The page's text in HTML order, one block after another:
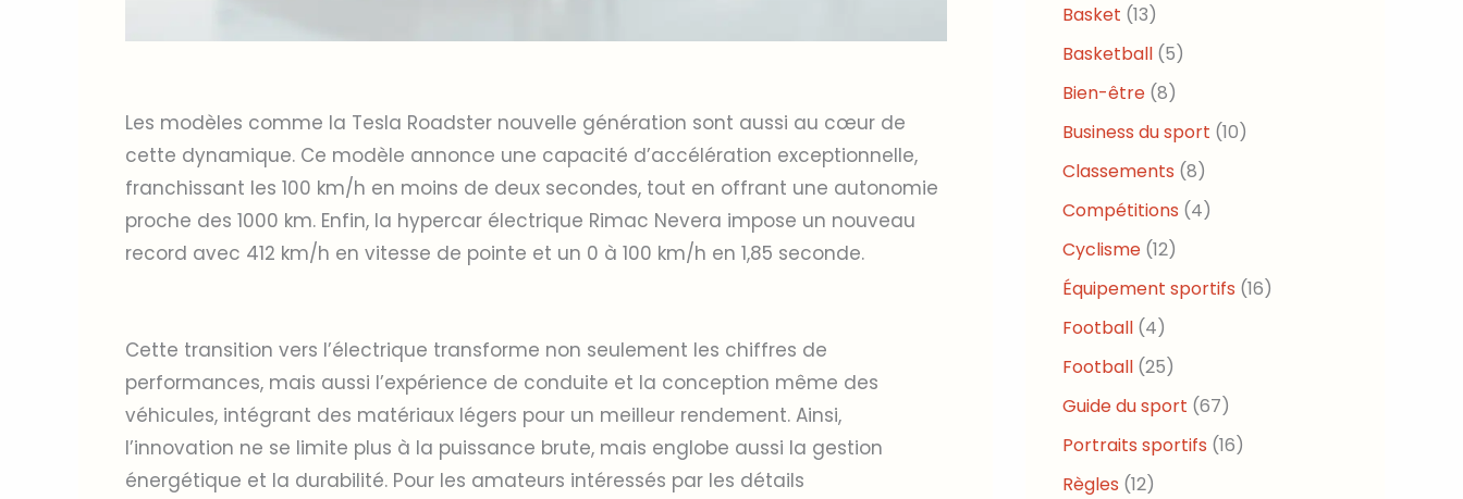
Les modèles comme la Tesla Roadster nouvelle génération sont aussi au cœur de
cette dynamique. Ce modèle annonce une capacité d’accélération exceptionnelle,
franchissant les 100 km/h en moins de deux secondes, tout en offrant une autonomie
proche des 1000 km. Enfin, la hypercar électrique Rimac Nevera impose un nouveau
record avec 412 km/h en vitesse de pointe et un 0 à 100 km/h en 1,85 seconde.
Cette transition vers l’électrique transforme non seulement les chiffres de
performances, mais aussi l’expérience de conduite et la conception même des
véhicules, intégrant des matériaux légers pour un meilleur rendement. Ainsi,
l’innovation ne se limite plus à la puissance brute, mais englobe aussi la gestion
énergétique et la durabilité. Pour les amateurs intéressés par les détails
Basket (13)
Basketball (5)
Bien-être (8)
Business du sport (10)
Classements (8)
Compétitions (4)
Cyclisme (12)
Équipement sportifs (16)
Football (4)
Football (25)
Guide du sport (67)
Portraits sportifs (16)
Règles (12)